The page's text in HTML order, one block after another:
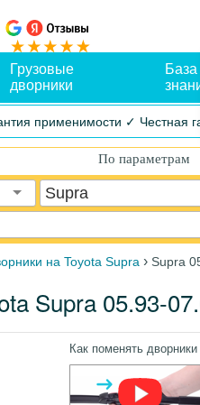
Грузовые
дворники
База
применимости ✓ Честная
По параметрам
Supra
на Toyota Supra › Supra
Supra 05.93-
Как поменять дворники